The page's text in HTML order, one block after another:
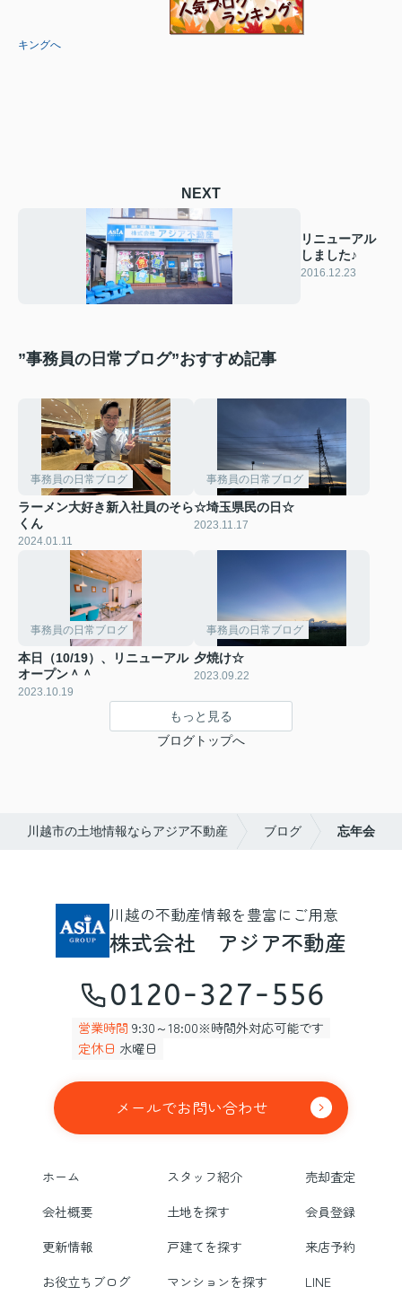
キングへ
NEXT
リニューアル
しました♪
2016.12.23
”事務員の日常ブログ”おすすめ記事
事務員の日常ブログ
ラーメン大好き新入社員のそら
くん
2024.01.11
事務員の日常ブログ
☆埼玉県民の日☆
2023.11.17
事務員の日常ブログ
本日（10/19）、リニューアル
オープン＾＾
2023.10.19
事務員の日常ブログ
夕焼け☆
2023.09.22
もっと見る
ブログトップへ
川越市の土地情報ならアジア不動産 ブログ 忘年会
川越の不動産情報を豊富にご用意
株式会社 アジア不動産
0120-327-556
営業時間 9:30～18:00※時間外対応可能です
定休日 水曜日
メールでお問い合わせ
ホーム スタッフ紹介
売却査定
会社概要
土地を探す
会員登録
更新情報
戸建てを探す
来店予約
お役立ちブログ
マンションを探す LINE